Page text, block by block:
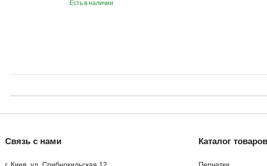
Есть в наличии
Связь с нами Каталог товаров